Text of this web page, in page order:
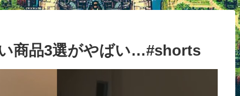
商品3選がやばい…#shorts